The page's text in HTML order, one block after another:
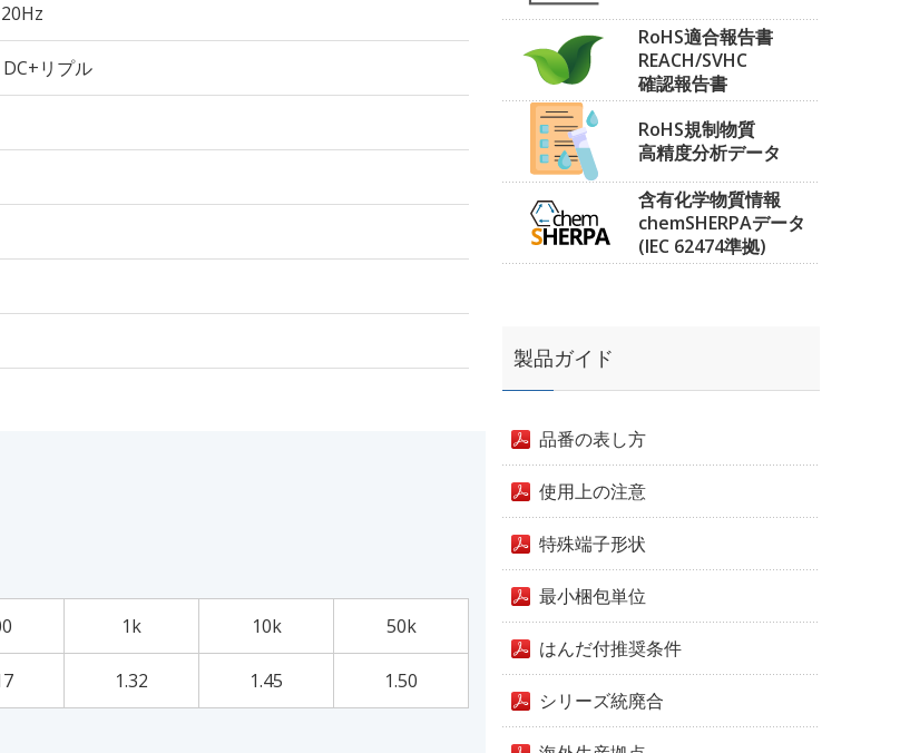
リプル
1k 10k 50k
1.32 1.45 1.50
RoHS適合報告書
REACH/SVHC
確認報告書
RoHS規制物質
高精度分析データ
含有化学物質情報
chemSHERPAデータ
(IEC 62474準拠)
製品ガイド
品番の表し方
使用上の注意
特殊端子形状
最小梱包単位
はんだ付推奨条件
シリーズ統廃合